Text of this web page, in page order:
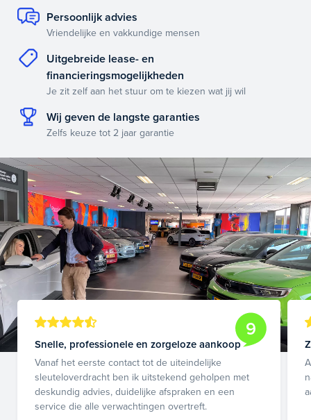
Persoonlijk advies
Vriendelijke en vakkundige mensen
Uitgebreide lease- en
financieringsmogelijkheden
Je zit zelf aan het stuur om te kiezen wat jij wil
Wij geven de langste garanties
Zelfs keuze tot 2 jaar garantie
9
Snelle, professionele en zorgeloze aankoop
Vanaf het eerste contact tot de uiteindelijke
sleuteloverdracht ben ik uitstekend geholpen met
deskundig advies, duidelijke afspraken en een
service die alle verwachtingen overtreft.